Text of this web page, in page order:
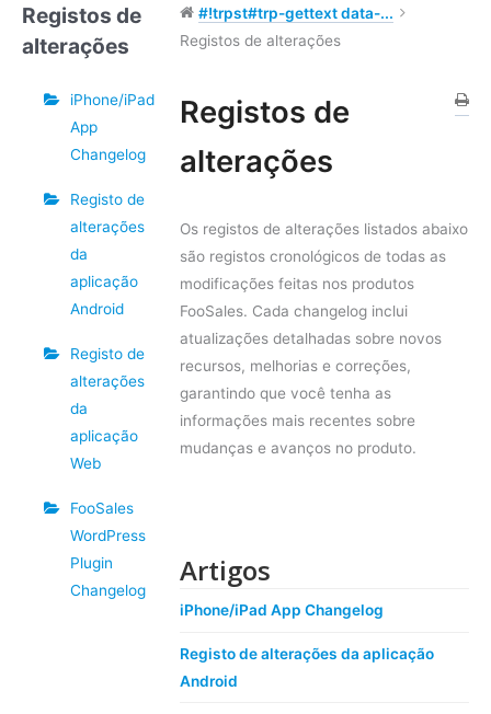
Registos de
alterações
iPhone/iPad
App
Changelog
Registo de
alterações
da
aplicação
Android
Registo de
alterações
da
aplicação
Web
FooSales
WordPress
Plugin
Changelog
#!trpst#trp-gettext data-...
Registos de alterações
Registos de
alterações
Os registos de alterações listados abaixo
são registos cronológicos de todas as
modificações feitas nos produtos
FooSales. Cada changelog inclui
atualizações detalhadas sobre novos
recursos, melhorias e correções,
garantindo que você tenha as
informações mais recentes sobre
mudanças e avanços no produto.
Artigos
iPhone/iPad App Changelog
Registo de alterações da aplicação
Android
do